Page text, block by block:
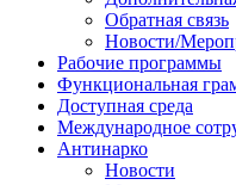
Обратная связь
Новости/
Рабочие программы
Функциональная
Доступная среда
Международное
Антинарко
Новости